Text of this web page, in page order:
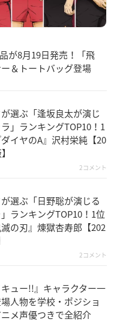
が8月19日発売！「飛
＆トートバッグ登場
選ぶ「逢坂良太が演じ
」ランキングTOP10！1
イヤのA』沢村栄純【20
2コメント
選ぶ「日野聡が演じる
ランキングTOP10！1位
の刃』煉󠄁獄杏寿郎【202
2コメント
キュー!!』キャラクター一
人物を学校・ポジショ
メ声優つきで全紹介